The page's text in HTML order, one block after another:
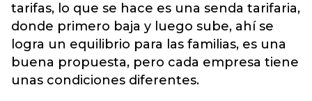
tarifas, lo que se hace es una senda tarifaria,
donde primero baja y luego sube, ahí se
logra un equilibrio para las familias, es una
buena propuesta, pero cada empresa tiene
unas condiciones diferentes.